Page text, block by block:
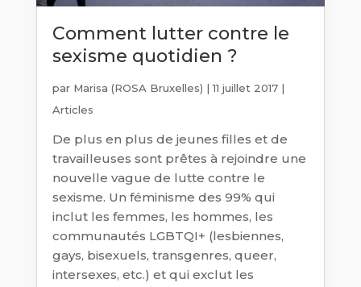
Comment lutter contre le
sexisme quotidien ?
par Marisa (ROSA Bruxelles) |11 juillet 2017|
Articles
De plus en plus de jeunes filles et de
travailleuses sont prêtes à rejoindre une
nouvelle vague de lutte contre le
sexisme. Un féminisme des 99% qui
inclut les femmes, les hommes, les
communautés LGBTQI+ (lesbiennes,
gays, bisexuels, transgenres, queer,
intersexes, etc.) et qui exclut les